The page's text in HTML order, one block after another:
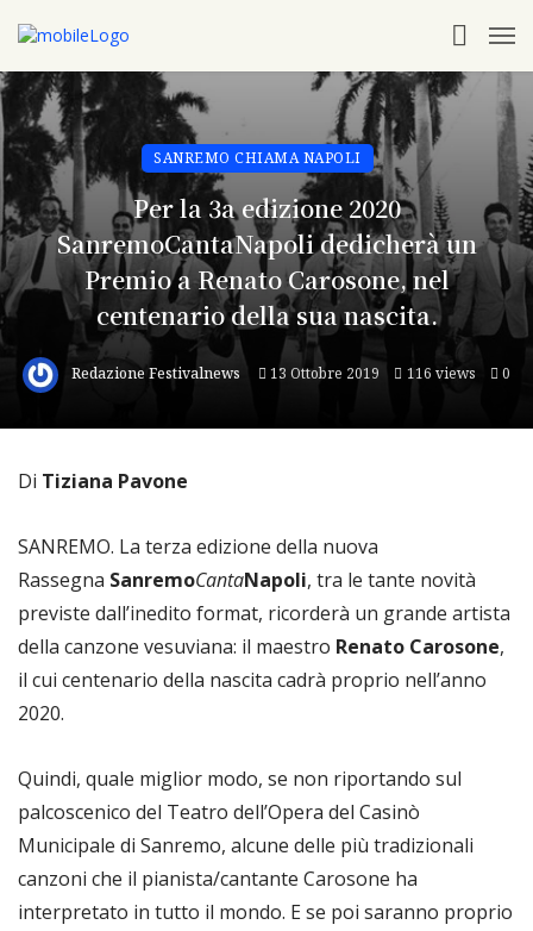
SANREMO CHIAMA NAPOLI
Per la 3a edizione 2020
SanremoCantaNapoli dedicherà un
Premio a Renato Carosone, nel
centenario della sua nascita.
Redazione Festivalnews 13 Ottobre 2019 116 views 0
Di Tiziana Pavone
SANREMO. La terza edizione della nuova
Rassegna SanremoCantaNapoli, tra le tante novità
previste dall’inedito format, ricorderà un grande artista
della canzone vesuviana: il maestro Renato Carosone,
il cui centenario della nascita cadrà proprio nell’anno
2020.
Quindi, quale miglior modo, se non riportando sul
palcoscenico del Teatro dell’Opera del Casinò
Municipale di Sanremo, alcune delle più tradizionali
canzoni che il pianista/cantante Carosone ha
interpretato in tutto il mondo. E se poi saranno proprio